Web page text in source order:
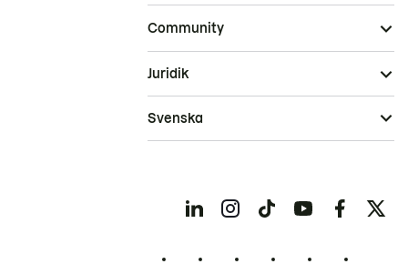
Community
Juridik
Svenska